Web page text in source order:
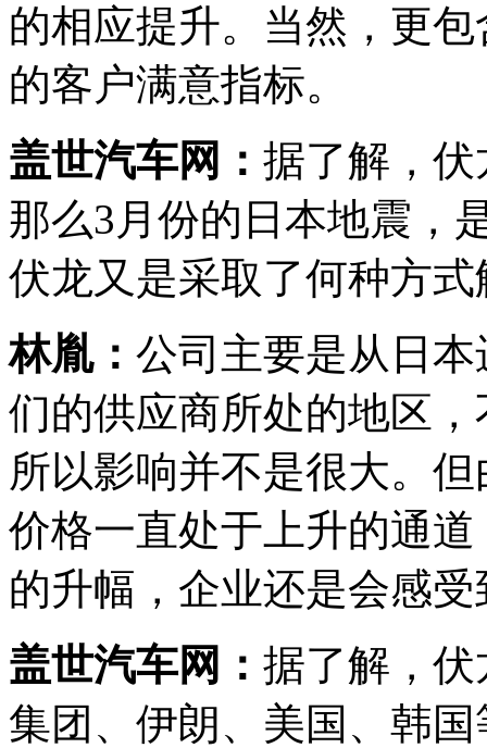
的相应提升。当然，更
的客户满意指标。
盖世汽车网： 据了解，
那么3月份的日本地震，
伏龙又是采取了何种方
林胤： 公司主要是从日
们的供应商所处的地区
所以影响并不是很大。
价格一直处于上升的通
的升幅，企业还是会感
盖世汽车网： 据了解，
集团、伊朗、美国、韩